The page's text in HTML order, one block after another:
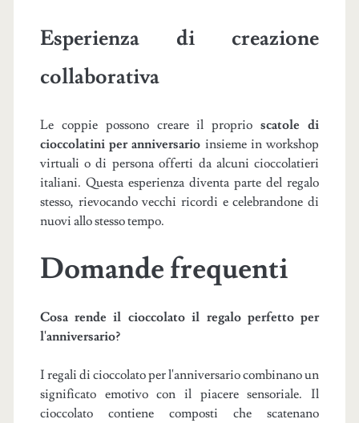
Esperienza di creazione
collaborativa
Le coppie possono creare il proprioscatole di
cioccolatini per anniversario insieme in workshop
virtuali o di persona offerti da alcuni cioccolatieri
italiani. Questa esperienza diventa parte del regalo
stesso, rievocando vecchi ricordi e celebrandone di
nuovi allo stesso tempo.
Domande frequenti
Cosa rende il cioccolato il regalo perfetto per
l'anniversario?
I regali di cioccolato per l'anniversario combinano un
significato emotivo con il piacere sensoriale. Il
cioccolato contiene composti che scatenano